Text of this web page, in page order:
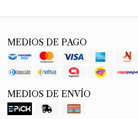
MEDIOS DE PAGO
MEDIOS DE ENVÍO